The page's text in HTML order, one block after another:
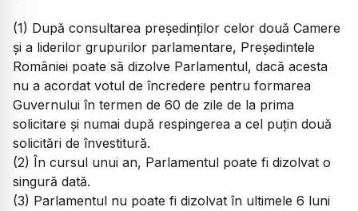
(1) După consultarea preşedinţilor celor două Camere
şi a liderilor grupurilor parlamentare, Preşedintele
României poate să dizolve Parlamentul, dacă acesta
nu a acordat votul de încredere pentru formarea
Guvernului în termen de 60 de zile de la prima
solicitare şi numai după respingerea a cel puţin două
solicitări de învestitură.
(2) În cursul unui an, Parlamentul poate fi dizolvat o
singură dată.
(3) Parlamentul nu poate fi dizolvat în ultimele 6 luni